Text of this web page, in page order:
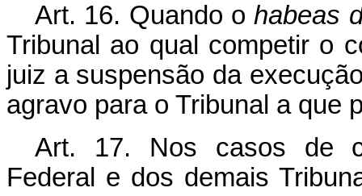
Art. 16. Quando ohabeas
Tribunal ao qual competir o
juiz a suspensão da
agravo para o Tribunal a que
Art. 17. Nos casos de
Federal e dos demais